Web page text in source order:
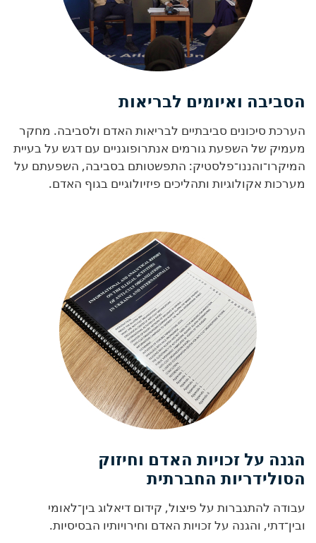
הסביבה ואיומים לבריאות
הערכת סיכונים סביבתיים לבריאות האדם ולסביבה. מחקר
מעמיק של השפעת גורמים אנתרופוגניים עם דגש על בעיית
המיקרו־והננו־פלסטיק: התפשטותם בסביבה, השפעתם על
מערכות אקולוגיות ותהליכים פיזיולוגיים בגוף האדם.
הגנה על זכויות האדם וחיזוק
הסולידריות החברתית
עבודה להתגברות על פיצול, קידום דיאלוג בין־לאומי
ובין־דתי, והגנה על זכויות האדם וחירויותיו הבסיסיות.